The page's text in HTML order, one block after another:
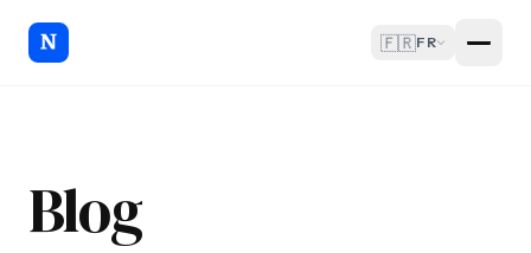
🇫🇷FR
Blog